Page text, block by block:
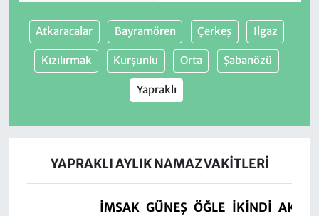
Atkaracalar Bayramören Çerkeş Ilgaz
Kızılırmak Kurşunlu Orta Şabanözü
Yapraklı
YAPRAKLI AYLIK NAMAZ VAKITLERI
İMSAK GÜNEŞ ÖĞLE İKINDI